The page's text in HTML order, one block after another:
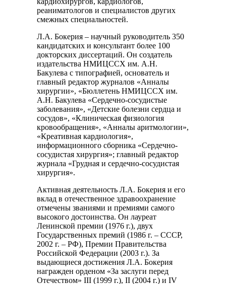
реаниматологов и специалистов других
смежных специальностей.
Л.А. Бокерия – научный руководитель 350
кандидатских и консультант более 100
докторских диссертаций. Он создатель
издательства НМИЦССХ им. А.Н.
Бакулева с типографией, основатель и
главный редактор журналов «Анналы
хирургии», «Бюллетень НМИЦССХ им.
А.Н. Бакулева «Сердечно-сосудистые
заболевания», «Детские болезни сердца и
сосудов», «Клиническая физиология
кровообращения», «Анналы аритмологии»,
«Креативная кардиология»,
информационного сборника «Сердечно-
сосудистая хирургия»; главный редактор
журнала «Грудная и сердечно-сосудистая
хирургия».
Активная деятельность Л.А. Бокерия и его
вклад в отечественное здравоохранение
отмечены званиями и премиями самого
высокого достоинства. Он лауреат
Ленинской премии (1976 г.), двух
Государственных премий (1986 г. – СССР,
2002 г. – РФ), Премии Правительства
Российской Федерации (2003 г.). За
выдающиеся достижения Л.А. Бокерия
награжден орденом «За заслуги перед
Отечеством» III (1999 г.), II (2004 г.) и IV